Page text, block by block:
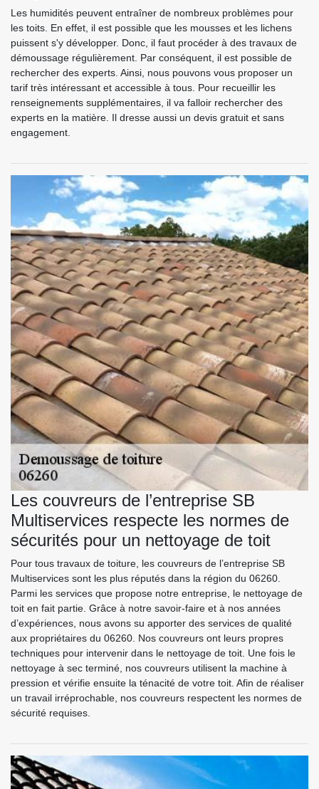
Les humidités peuvent entraîner de nombreux problèmes pour
les toits. En effet, il est possible que les mousses et les lichens
puissent s'y développer. Donc, il faut procéder à des travaux de
démoussage régulièrement. Par conséquent, il est possible de
rechercher des experts. Ainsi, nous pouvons vous proposer un
tarif très intéressant et accessible à tous. Pour recueillir les
renseignements supplémentaires, il va falloir rechercher des
experts en la matière. Il dresse aussi un devis gratuit et sans
engagement.
Les couvreurs de l’entreprise SB
Multiservices respecte les normes de
sécurités pour un nettoyage de toit
Pour tous travaux de toiture, les couvreurs de l’entreprise SB
Multiservices sont les plus réputés dans la région du 06260.
Parmi les services que propose notre entreprise, le nettoyage de
toit en fait partie. Grâce à notre savoir-faire et à nos années
d’expériences, nous avons su apporter des services de qualité
aux propriétaires du 06260. Nos couvreurs ont leurs propres
techniques pour intervenir dans le nettoyage de toit. Une fois le
nettoyage à sec terminé, nos couvreurs utilisent la machine à
pression et vérifie ensuite la ténacité de votre toit. Afin de réaliser
un travail irréprochable, nos couvreurs respectent les normes de
sécurité requises.